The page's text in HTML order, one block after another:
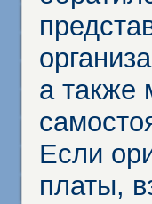
а также
Если
платы,